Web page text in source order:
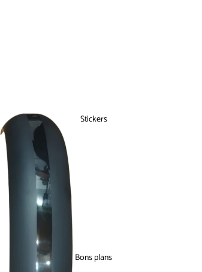
Stickers
Bons plans